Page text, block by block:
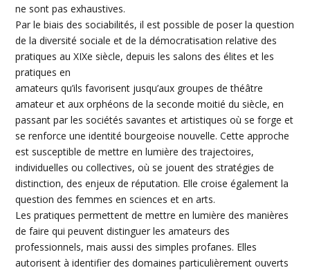
ne sont pas exhaustives.
Par le biais des sociabilités, il est possible de poser la question
de la diversité sociale et de la démocratisation relative des
pratiques au XIXe siècle, depuis les salons des élites et les
pratiques en
amateurs qu’ils favorisent jusqu’aux groupes de théâtre
amateur et aux orphéons de la seconde moitié du siècle, en
passant par les sociétés savantes et artistiques où se forge et
se renforce une identité bourgeoise nouvelle. Cette approche
est susceptible de mettre en lumière des trajectoires,
individuelles ou collectives, où se jouent des stratégies de
distinction, des enjeux de réputation. Elle croise également la
question des femmes en sciences et en arts.
Les pratiques permettent de mettre en lumière des manières
de faire qui peuvent distinguer les amateurs des
professionnels, mais aussi des simples profanes. Elles
autorisent à identifier des domaines particulièrement ouverts